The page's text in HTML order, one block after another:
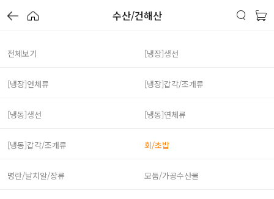
수산/건해산
전체보기 [냉장]생선
[냉장]연체류 [냉장]갑각/조개류
[냉동]생선 [냉동]연체류
[냉동]갑각/조개류 회/초밥
명란/날치알/장류 모둠/가공수산물